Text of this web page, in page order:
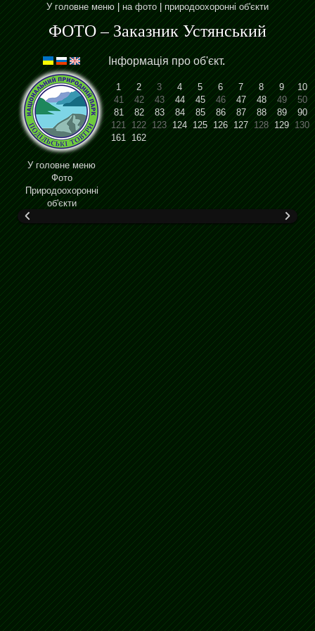
У головне меню|на фото|природоохоронні об'єкти
ФОТО – Заказник Устянський
У головне меню
Фото
Природоохоронні
об'єкти
Інформація про об'єкт.
1 2 3 4 5 6 7 8 9
10
41 42 43 44 45 46 47 48 49 50
81
82 83 84 85 86 87 88 89
90
121122123 124 125 126 127 128 129 130
161 162